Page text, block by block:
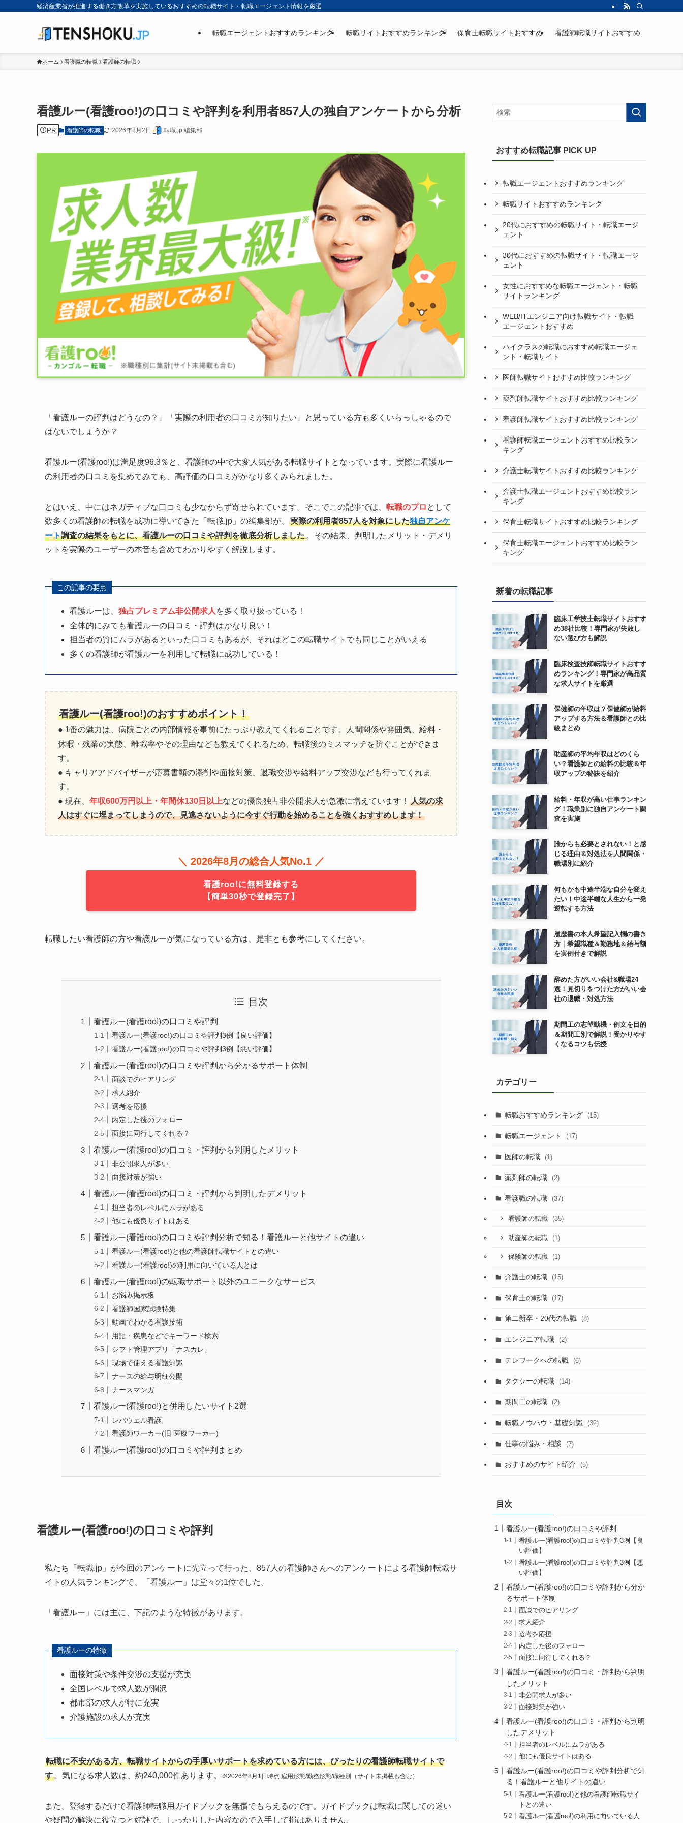
経済産業省が推進する働き方改革を実施しているおすすめの転職サイト・転職エージェント情報を厳選
転職エージェントおすすめランキング 転職サイトおすすめランキング 保育士転職サイトおすすめ 看護師転職サイトおすすめ
ホーム 看護職の転職 看護師の転職
看護ルー(看護roo!)の口コミや評判を利用者857人の独自アンケートから分析
PR 看護師の転職 2026年8月2日 転職.jp 編集部
「看護ルーの評判はどうなの？」「実際の利用者の口コミが知りたい」と思っている方も多くいらっしゃるので
はないでしょうか？
看護ルー(看護roo!)は満足度96.3％と、看護師の中で大変人気がある転職サイトとなっています。実際に看護ルー
の利用者の口コミを集めてみても、高評価の口コミがかなり多くみられました。
とはいえ、中にはネガティブな口コミも少なからず寄せられています。そこでこの記事では、 転職のプロ として
数多くの看護師の転職を成功に導いてきた「転職.jp」の編集部が、
実際の利用者857人を対象にした独自アンケ
ート調査の結果をもとに、看護ルーの口コミや評判を徹底分析しました 。その結果、判明したメリット・デメリ
ットを実際のユーザーの本音も含めてわかりやすく解説します。
この記事の要点
看護ルーは、 独占プレミアム非公開求人 を多く取り扱っている！
全体的にみても看護ルーの口コミ・評判はかなり良い！
担当者の質にムラがあるといった口コミもあるが、それはどこの転職サイトでも同じことがいえる
多くの看護師が看護ルーを利用して転職に成功している！
看護ルー(看護roo!)のおすすめポイント！
● 1番の魅力は、病院ごとの内部情報を事前にたっぷり教えてくれることです。人間関係や雰囲気、給料・
休暇・残業の実態、離職率やその理由なども教えてくれるため、転職後のミスマッチを防ぐことができま
す。
● キャリアアドバイザーが応募書類の添削や面接対策、退職交渉や給料アップ交渉なども行ってくれま
す。
● 現在、 年収600万円以上・年間休130日以上などの優良独占非公開求人が急激に増えています！ 人気の求
人はすぐに埋まってしまうので、見逃さないように今すぐ行動を始めることを強くおすすめします！
＼ 2026年8月の総合人気No.1 ／
看護roo!に無料登録する
【簡単30秒で登録完了】
転職したい看護師の方や看護ルーが気になっている方は、是非とも参考にしてください。
目次
看護ルー(看護roo!)の口コミや評判
看護ルー(看護roo!)の口コミや評判3例【良い評価】
看護ルー(看護roo!)の口コミや評判3例【悪い評価】
看護ルー(看護roo!)の口コミや評判から分かるサポート体制
面談でのヒアリング
求人紹介
選考を応援
内定した後のフォロー
面接に同行してくれる？
看護ルー(看護roo!)の口コミ・評判から判明したメリット
非公開求人が多い
面接対策が強い
看護ルー(看護roo!)の口コミ・評判から判明したデメリット
担当者のレベルにムラがある
他にも優良サイトはある
看護ルー(看護roo!)の口コミや評判分析で知る！看護ルーと他サイトの違い
看護ルー(看護roo!)と他の看護師転職サイトとの違い
看護ルー(看護roo!)の利用に向いている人とは
看護ルー(看護roo!)の転職サポート以外のユニークなサービス
お悩み掲示板
看護師国家試験特集
動画でわかる看護技術
用語・疾患などでキーワード検索
シフト管理アプリ「ナスカレ」
現場で使える看護知識
ナースの給与明細公開
ナースマンガ
看護ルー(看護roo!)と併用したいサイト2選
レバウェル看護
看護師ワーカー(旧 医療ワーカー)
看護ルー(看護roo!)の口コミや評判まとめ
看護ルー(看護roo!)の口コミや評判
私たち「転職.jp」が今回のアンケートに先立って行った、 857人の看護師さんへのアンケートによる看護師転職サ
イトの人気ランキングで、「看護ルー」は堂々の1位でした。
「看護ルー」には主に、下記のような特徴があります。
看護ルーの特徴
面接対策や条件交渉の支援が充実
全国レベルで求人数が潤沢
都市部の求人が特に充実
介護施設の求人が充実
転職に不安がある方、転職サイトからの手厚いサポートを求めている方には、ぴったりの看護師転職サイトで
す 。気になる求人数は、約240,000件あります。 ※2026年8月1日時点 雇用形態/勤務形態/職種別（サイト未掲載も含む）
また、登録するだけで看護師転職用ガイドブックを無償でもらえるのです。ガイドブックは転職に関しての迷い
や疑問の解決に役立つと好評で、しっかりした内容なので入手して損はありません。
おすすめ転職記事 PICK UP
転職エージェントおすすめランキング
転職サイトおすすめランキング
20代におすすめの転職サイト・転職エージ
ェント
30代におすすめの転職サイト・転職エージ
ェント
女性におすすめな転職エージェント・転職
サイトランキング
WEB/ITエンジニア向け転職サイト・転職
エージェントおすすめ
ハイクラスの転職におすすめ転職エージェ
ント・転職サイト
医師転職サイトおすすめ比較ランキング
薬剤師転職サイトおすすめ比較ランキング
看護師転職サイトおすすめ比較ランキング
看護師転職エージェントおすすめ比較ラン
キング
介護士転職サイトおすすめ比較ランキング
介護士転職エージェントおすすめ比較ラン
キング
保育士転職サイトおすすめ比較ランキング
保育士転職エージェントおすすめ比較ラン
キング
新着の転職記事
臨床工学技士転職サイトおすす
め38社比較！専門家が失敗し
ない選び方も解説
臨床検査技師転職サイトおすす
めランキング！専門家が高品質
な求人サイトを厳選
保健師の年収は？保健師が給料
アップする方法＆看護師との比
較まとめ
助産師の平均年収はどのくら
い？看護師との給料の比較＆年
収アップの秘訣を紹介
給料・年収が高い仕事ランキン
グ！職業別に独自アンケート調
査を実施
誰からも必要とされない！と感
じる理由＆対処法を人間関係・
職場別に紹介
何もかも中途半端な自分を変え
たい！中途半端な人生から一発
逆転する方法
履歴書の本人希望記入欄の書き
方｜希望職種＆勤務地＆給与額
を実例付きで解説
辞めた方がいい会社&職場24
選！見切りをつけた方がいい会
社の退職・対処方法
期間工の志望動機・例文を目的
＆期間工別で解説！受かりやす
くなるコツも伝授
カテゴリー
転職おすすめランキング (15)
転職エージェント (17)
医師の転職 (1)
薬剤師の転職 (2)
看護職の転職 (37)
看護師の転職 (35)
助産師の転職 (1)
保険師の転職 (1)
介護士の転職 (15)
保育士の転職 (17)
第二新卒・20代の転職 (8)
エンジニア転職 (2)
テレワークへの転職 (6)
タクシーの転職 (14)
期間工の転職 (2)
転職ノウハウ・基礎知識 (32)
仕事の悩み・相談 (7)
おすすめのサイト紹介 (5)
目次
看護ルー(看護roo!)の口コミや評判
看護ルー(看護roo!)の口コミや評判3例【良
い評価】
看護ルー(看護roo!)の口コミや評判3例【悪
い評価】
看護ルー(看護roo!)の口コミや評判から分か
るサポート体制
面談でのヒアリング
求人紹介
選考を応援
内定した後のフォロー
面接に同行してくれる？
看護ルー(看護roo!)の口コミ・評判から判明
したメリット
非公開求人が多い
面接対策が強い
看護ルー(看護roo!)の口コミ・評判から判明
したデメリット
担当者のレベルにムラがある
他にも優良サイトはある
看護ルー(看護roo!)の口コミや評判分析で知
る！看護ルーと他サイトの違い
看護ルー(看護roo!)と他の看護師転職サイ
トとの違い
看護ルー(看護roo!)の利用に向いている人